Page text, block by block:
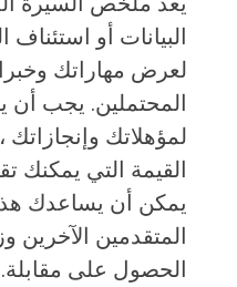
البيانات أو
لعرض مهاراتك
المحتملين. يجب أن
لمؤهلاتك
القيمة التي يمكنك
يمكن أن يساعدك
المتقدمين
الحصول على مقابلة.